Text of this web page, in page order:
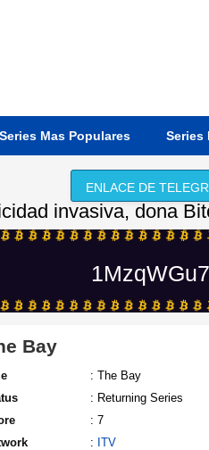
Series Mas Populares Series
ENLACE DE
invasiva, dona
Bay
: The Bay
: Returning Series
: 7
: ITV